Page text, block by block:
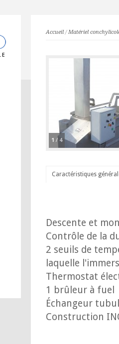
Accueil/Matériel
1 / 4
Caractéristiques
Descente et
Contrôle de la
2 seuils de
laquelle
Thermostat
1 brûleur à fuel
Échangeur
Construction